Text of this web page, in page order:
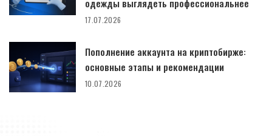
одежды выглядеть профессиональнее
17.07.2026
Пополнение аккаунта на криптобирже:
основные этапы и рекомендации
10.07.2026